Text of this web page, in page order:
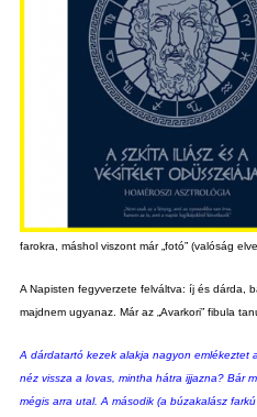
farokra, máshol viszont már „fotó” (valóság
A Napisten fegyverzete felváltva: íj és dárda,
majdnem ugyanaz. Már az „Avarkori” fibula
A dárdatartó kezek alakja nagyon emlékeztet
néz vissza a lovas, mintha hátra ijjazna? Bár
mégis arra utal. A második (a búzakalász